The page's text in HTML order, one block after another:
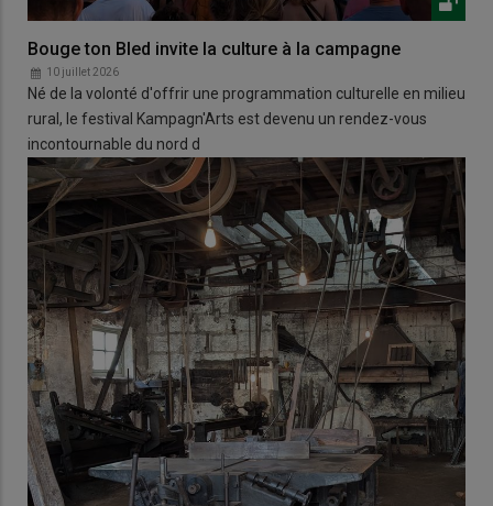
Bouge ton Bled invite la culture à la campagne
10 juillet 2026
Né de la volonté d'offrir une programmation culturelle en milieu
rural, le festival Kampagn'Arts est devenu un rendez-vous
incontournable du nord d